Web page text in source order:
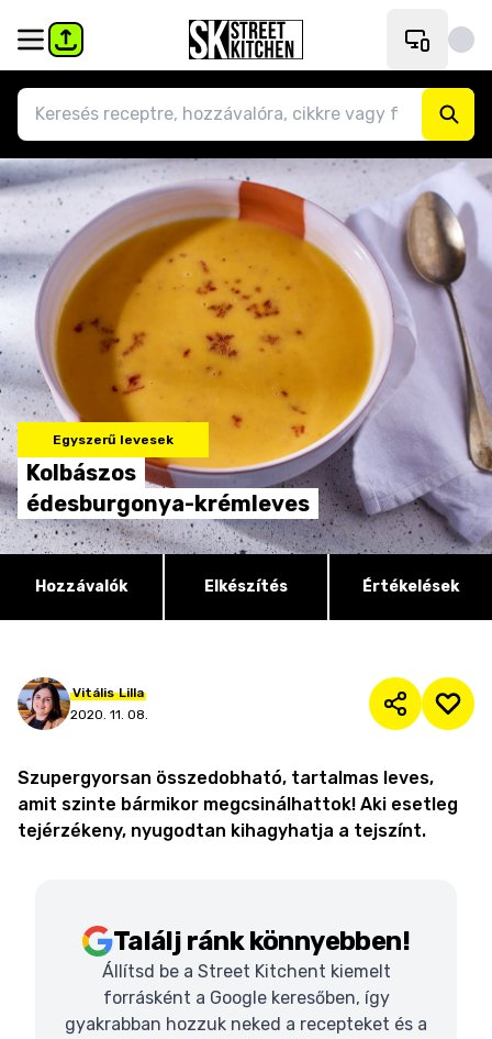
Egyszerű levesek
Kolbászos
édesburgonya-krémleves
Hozzávalók Elkészítés Értékelések
Vitális Lilla
2020. 11. 08.
Szupergyorsan összedobható, tartalmas leves,
amit szinte bármikor megcsinálhattok! Aki esetleg
tejérzékeny, nyugodtan kihagyhatja a tejszínt.
Találj ránk könnyebben!
Állítsd be a Street Kitchent kiemelt
forrásként a Google keresőben, így
gyakrabban hozzuk neked a recepteket és a